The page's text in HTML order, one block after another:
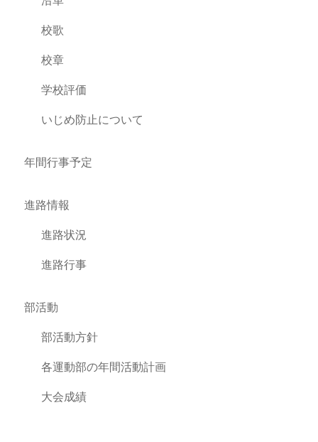
校歌
校章
学校評価
いじめ防止について
年間行事予定
進路情報
進路状況
進路行事
部活動
部活動方針
各運動部の年間活動計画
大会成績